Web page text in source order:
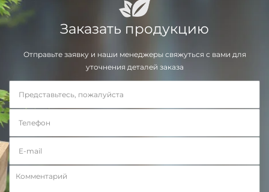
Заказать продукцию
Отправьте заявку и наши менеджеры свяжуться с вами для
уточнения деталей заказа